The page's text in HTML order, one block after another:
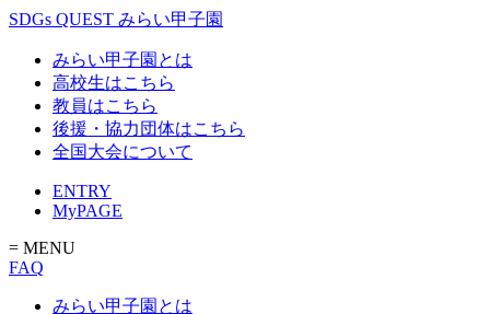
SDGs QUEST みらい甲子園
みらい甲子園とは
高校生はこちら
教員はこちら
後援・協力団体はこちら
全国大会について
ENTRY
MyPAGE
= MENU
FAQ
みらい甲子園とは